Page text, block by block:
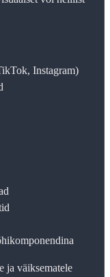
Instagram)
ja väiksematele